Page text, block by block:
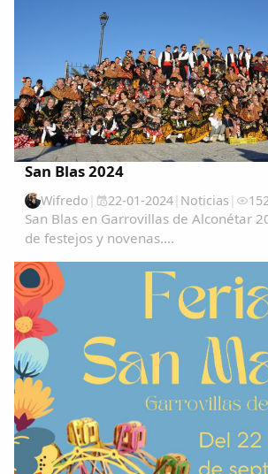
San Blas 2024
Wifredo | 22-01-2024| Noticias |
San Blas en Garrovillas de Alconétar
de festejos y novenas....
Comparte
Compartir en
Compartir en